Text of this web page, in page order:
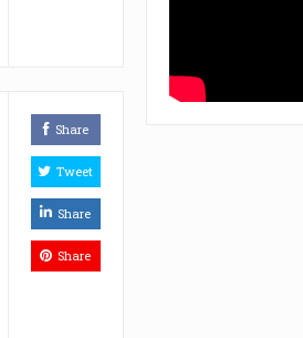
Share
Tweet
Share
Share